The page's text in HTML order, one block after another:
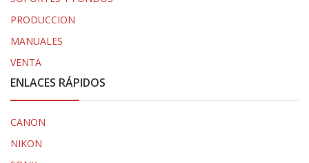
PRODUCCION
MANUALES
VENTA
ENLACES RÁPIDOS
CANON
NIKON